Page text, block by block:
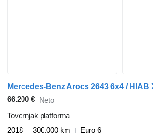
66.200 € Neto
Tovornjak platforma
2018
300.000 km Euro 6